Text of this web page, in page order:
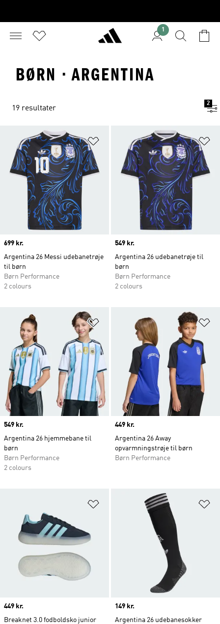
1
BØRN · ARGENTINA
19 resultater
2
Føj til ønskeliste
Price
699 kr.
Argentina 26 Messi udebanetrøje
til børn
Børn Performance
2 colours
Price
549 kr.
Argentina 26 udebanetrøje til
børn
Børn Performance
2 colours
Føj til ønskeliste
Price
549 kr.
Argentina 26 hjemmebane til
børn
Børn Performance
2 colours
Price
449 kr.
Argentina 26 Away
opvarmningstrøje til børn
Børn Performance
Føj til ønskeliste
Price
449 kr.
Breaknet 3.0 fodboldsko junior
Price
149 kr.
Argentina 26 udebanesokker